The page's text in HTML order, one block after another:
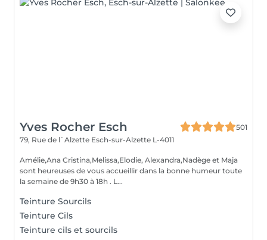
Yves Rocher Esch
501
79, Rue de l`Alzette Esch-sur-Alzette L-4011
Amélie,Ana Cristina,Melissa,Elodie, Alexandra,Nadège et Maja
sont heureuses de vous accueillir dans la bonne humeur toute
la semaine de 9h30 à 18h . L...
Teinture Sourcils
Teinture Cils
Teinture cils et sourcils